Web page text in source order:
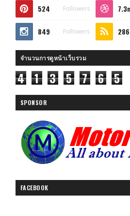
524 Followers
849 Followers 286
จำนวนการดูหน้าเว็บรวม
4 1 3 5 7 6 5
SPONSOR
FACEBOOK